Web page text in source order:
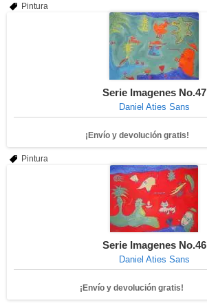
Pintura
Serie Imagenes No.47
Daniel Aties Sans
¡Envío y devolución gratis!
Pintura
Serie Imagenes No.46
Daniel Aties Sans
¡Envío y devolución gratis!